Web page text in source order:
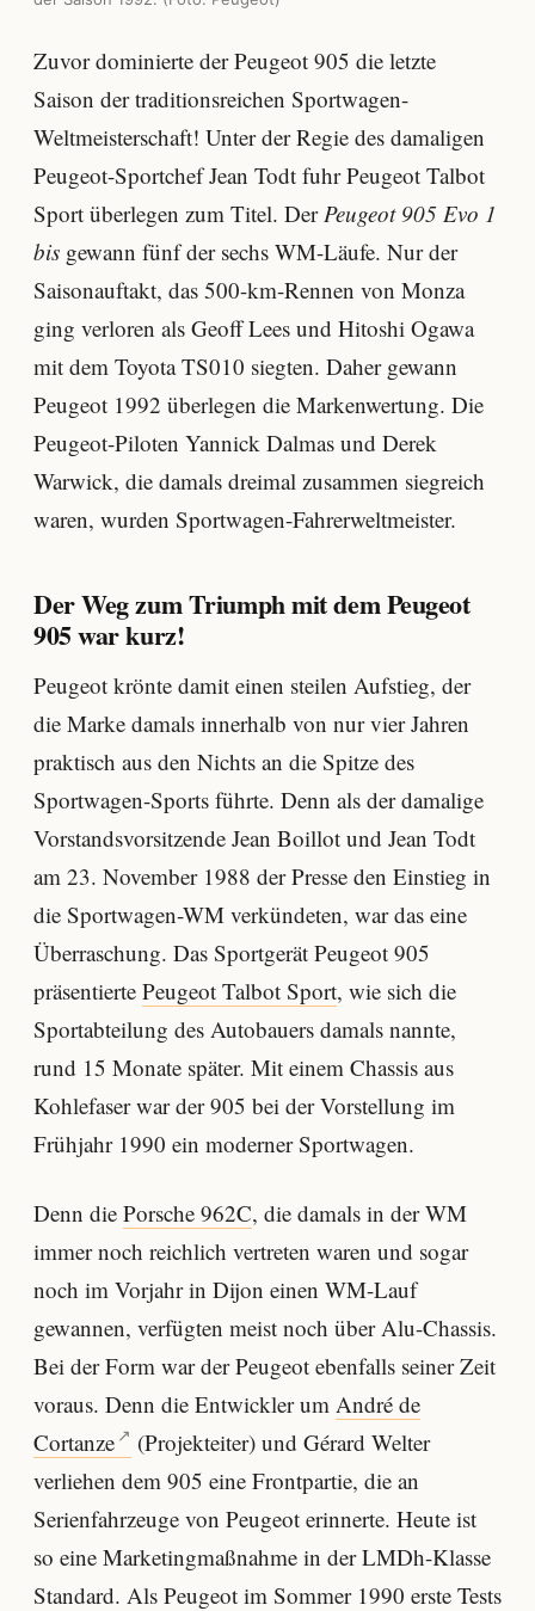
Zuvor dominierte der Peugeot 905 die letzte
Saison der traditionsreichen Sportwagen-
Weltmeisterschaft! Unter der Regie des damaligen
Peugeot-Sportchef Jean Todt fuhr Peugeot Talbot
Sport überlegen zum Titel. DerPeugeot 905 Evo 1
bis gewann fünf der sechs WM-Läufe. Nur der
Saisonauftakt, das 500-km-Rennen von Monza
ging verloren als Geoff Lees und Hitoshi Ogawa
mit dem Toyota TS010 siegten. Daher gewann
Peugeot 1992 überlegen die Markenwertung. Die
Peugeot-Piloten Yannick Dalmas und Derek
Warwick, die damals dreimal zusammen siegreich
waren, wurden Sportwagen-Fahrerweltmeister.
Der Weg zum Triumph mit dem Peugeot
905 war kurz!
Peugeot krönte damit einen steilen Aufstieg, der
die Marke damals innerhalb von nur vier Jahren
praktisch aus den Nichts an die Spitze des
Sportwagen-Sports führte. Denn als der damalige
Vorstandsvorsitzende Jean Boillot und Jean Todt
am 23. November 1988 der Presse den Einstieg in
die Sportwagen-WM verkündeten, war das eine
Überraschung. Das Sportgerät Peugeot 905
präsentierte Peugeot Talbot Sport, wie sich die
Sportabteilung des Autobauers damals nannte,
rund 15 Monate später. Mit einem Chassis aus
Kohlefaser war der 905 bei der Vorstellung im
Frühjahr 1990 ein moderner Sportwagen.
Denn die Porsche 962C, die damals in der WM
immer noch reichlich vertreten waren und sogar
noch im Vorjahr in Dijon einen WM-Lauf
gewannen, verfügten meist noch über Alu-Chassis.
Bei der Form war der Peugeot ebenfalls seiner Zeit
voraus. Denn die Entwickler um André de
Cortanze
(Projekteiter) und Gérard Welter
verliehen dem 905 eine Frontpartie, die an
Serienfahrzeuge von Peugeot erinnerte. Heute ist
so eine Marketingmaßnahme in der LMDh-Klasse
Standard. Als Peugeot im Sommer 1990 erste Tests